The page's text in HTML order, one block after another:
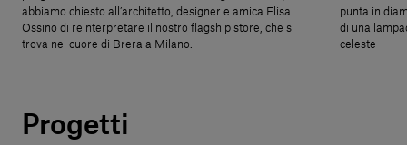
abbiamo chiesto all’architetto, designer e amica Elisa
Ossino di reinterpretare il nostro flagship store, che si
trova nel cuore di Brera a Milano.
punta in
di una
celeste
Progetti